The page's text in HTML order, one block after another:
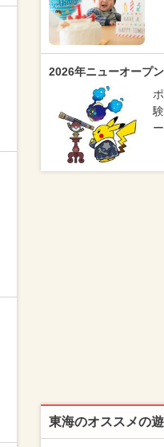
2026年ニューオープン
東海のオススメの